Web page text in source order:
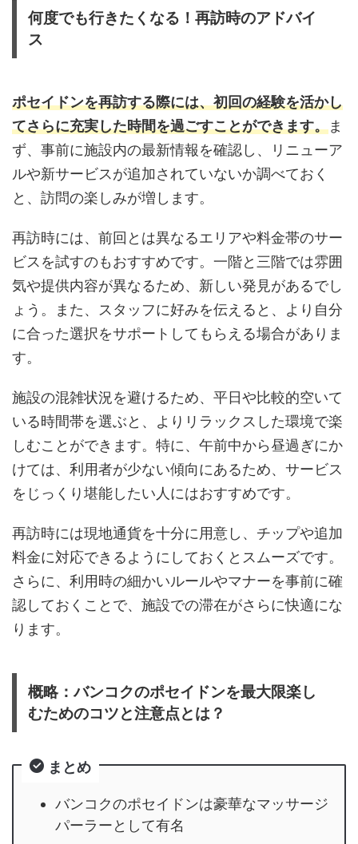
何度でも行きたくなる！再訪時のアドバイ
ス
ポセイドンを再訪する際には、初回の経験を活かし
てさらに充実した時間を過ごすことができます。ま
ず、事前に施設内の最新情報を確認し、リニューア
ルや新サービスが追加されていないか調べておく
と、訪問の楽しみが増します。
再訪時には、前回とは異なるエリアや料金帯のサー
ビスを試すのもおすすめです。一階と三階では雰囲
気や提供内容が異なるため、新しい発見があるでし
ょう。また、スタッフに好みを伝えると、より自分
に合った選択をサポートしてもらえる場合がありま
す。
施設の混雑状況を避けるため、平日や比較的空いて
いる時間帯を選ぶと、よりリラックスした環境で楽
しむことができます。特に、午前中から昼過ぎにか
けては、利用者が少ない傾向にあるため、サービス
をじっくり堪能したい人にはおすすめです。
再訪時には現地通貨を十分に用意し、チップや追加
料金に対応できるようにしておくとスムーズです。
さらに、利用時の細かいルールやマナーを事前に確
認しておくことで、施設での滞在がさらに快適にな
ります。
概略：バンコクのポセイドンを最大限楽し
むためのコツと注意点とは？
まとめ
バンコクのポセイドンは豪華なマッサージ
パーラーとして有名